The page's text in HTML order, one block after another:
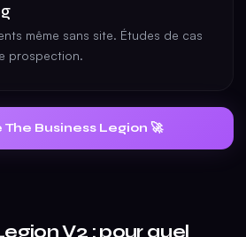
même sans site. Études de cas
prospection.
Business Legion 🚀
V2 : pour quel